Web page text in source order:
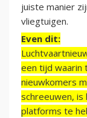
juiste manier
vliegtuigen.
Even dit:
een tijd waarin
nieuwkomers
schreeuwen,
platforms te